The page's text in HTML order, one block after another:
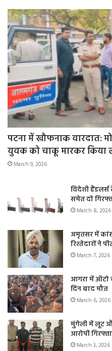
पटना में खौफनाक वारदात:
युवक को चाकू मारकर किया
March 9, 2026
विदेशी
समेत दो
March 8, 2026
अमृतसर में
रिश्तेदारों ने
March 7, 2026
आगरा में ऑटो
दिन बाद मौत
March 6, 2026
मुंगेली में लूट
आरोपी
March 3, 2026